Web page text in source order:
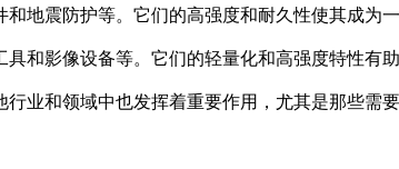
地震防护等。它们的高强度和耐久性使其成为一
和影像设备等。它们的轻量化和高强度特性有
业和领域中也发挥着重要作用，尤其是那些需